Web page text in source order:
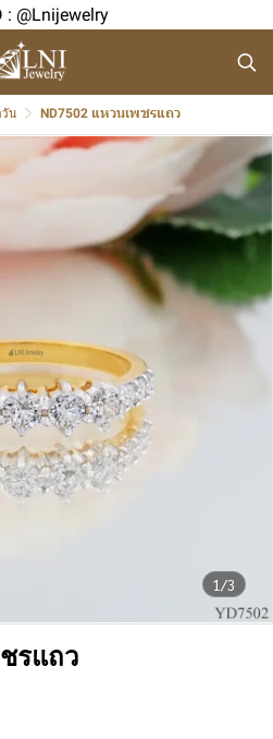
: @Lnijewelry
วัน ND7502 แหวนเพชรแถว
1/3
รแถว